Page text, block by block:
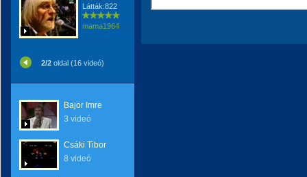
Látták:822
mama1964
2/2 oldal (16 videó)
Bajor Imre
3 videó
Csáki Tibor
8 videó